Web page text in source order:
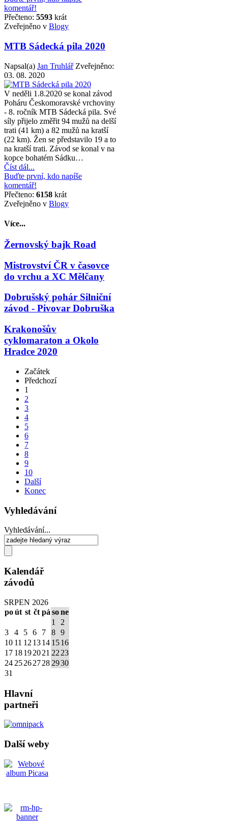
komentář!
Přečteno: 5593 krát
Zveřejněno v Blogy
MTB Sádecká pila 2020
Napsal(a) Jan Truhlář Zveřejněno:
03. 08. 2020
V neděli 1.8.2020 se konal závod
Poháru Českomoravské vrchoviny
- 8. ročník MTB Sádecká pila. Své
síly přijelo změřit 94 mužů na delší
trati (41 km) a 82 mužů na kratší
(22 km). Žen se představilo 19 a to
na kratší trati. Závod se konal v na
kopce bohatém Sádku…
Číst dál...
Buďte první, kdo napíše
komentář!
Přečteno: 6158 krát
Zveřejněno v Blogy
Více...
Žernovský bajk Road
Mistrovství ČR v časovce
do vrchu a XC Mělčany
Dobrušský pohár Silniční
závod - Pivovar Dobruška
Krakonošův
cyklomaraton a Okolo
Hradce 2020
Začátek
Předchozí
1
2
3
4
5
6
7
8
9
10
Další
Konec
Vyhledávání
Vyhledávání...
Kalendář
závodů
SRPEN 2026
poút st čt pá sone
1
2
3
4 5 6 7 8 9
10 11 12 1314 1516
17 18192021 22 23
24 25262728 2930
31
Hlavní
partneři
Další weby